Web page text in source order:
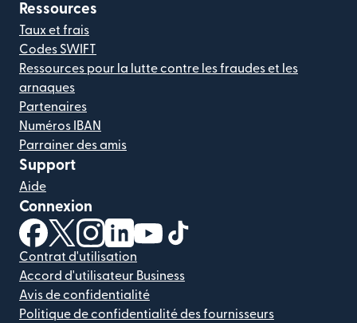
Ressources
Taux et frais
Codes SWIFT
Ressources pour la lutte contre les fraudes et les
arnaques
Partenaires
Numéros IBAN
Parrainer des amis
Support
Aide
Connexion
(s'ouvre dans une nouvelle fenêtre)
(s'ouvre dans une nouvelle fenêtre)
(s'ouvre dans une nouvelle fenêtre)
(s'ouvre dans une nouvelle fenêtre)
(s'ouvre dans une nouvelle
Contrat d'utilisation
Accord d'utilisateur Business
Avis de confidentialité
Politique de confidentialité des fournisseurs